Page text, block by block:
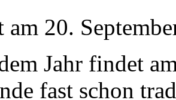
am 20.
Jahr findet
fast schon